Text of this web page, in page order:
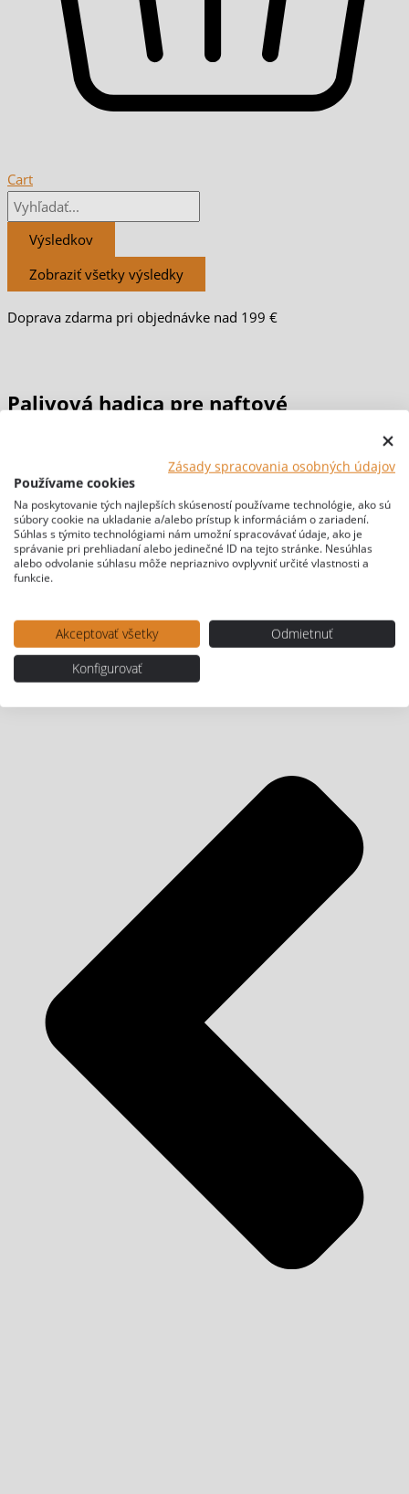
Cart
Výsledkov
Zobraziť všetky výsledky
Doprava zdarma pri objednávke nad 199 €
Palivová hadica pre naftové
Domov KÚRENIE & CHLADENIE KÚRENIE
Príslušenstvo
kúrenie/ Palivová hadica pre naftové vykurovanie Webasto, Ø
5 mm
[br-wapl-all]
Zásady spracovania osobných údajov
Používame cookies
Na poskytovanie tých najlepších skúseností používame technológie, ako sú
súbory cookie na ukladanie a/alebo prístup k informáciám o zariadení.
Súhlas s týmito technológiami nám umožní spracovávať údaje, ako je
správanie pri prehliadaní alebo jedinečné ID na tejto stránke. Nesúhlas
alebo odvolanie súhlasu môže nepriaznivo ovplyvniť určité vlastnosti a
funkcie.
Akceptovať všetky
Odmietnuť
Konfigurovať